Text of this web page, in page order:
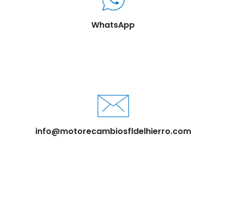
WhatsApp
info@motorecambiosfldelhierro.com